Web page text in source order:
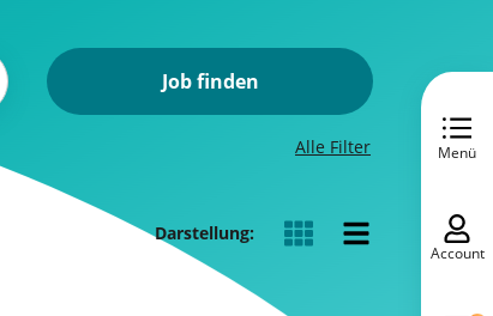
Job finden
Alle Filter
Darstellung:
Menü
Account